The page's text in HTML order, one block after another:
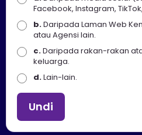
Penafian : Kerajaan Malaysia
Pelancongan Seni dan Budaya
bertanggungjawab atas
disebabkan oleh penggunaan
yang diperolehi dari portal ini.
Hakcipta © 2025
DAN BUDAYA. | Hak Cipta
Facebook, Instagram,
b.Daripada Laman Web
atau Agensi lain.
c.Daripada rakan-rakan
keluarga.
d.Lain-lain.
Undi
Apa Khabar! Selamat datang ke
Pelancongan, Seni dan Budaya